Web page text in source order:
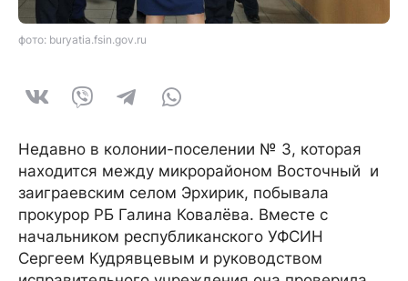
фото: buryatia.fsin.gov.ru
Недавно в колонии-поселении № 3, которая
находится между микрорайоном Восточный и
заиграевским селом Эрхирик, побывала
прокурор РБ Галина Ковалёва. Вместе с
начальником республиканского УФСИН
Сергеем Кудрявцевым и руководством